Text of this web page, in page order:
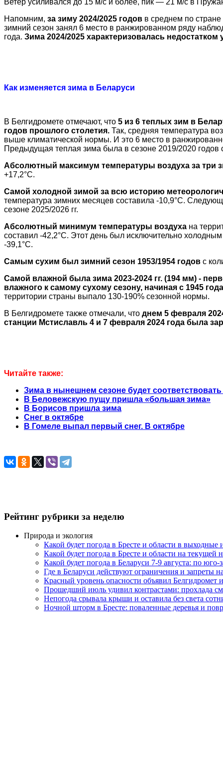
Напомним, за зиму 2024/2025 годов в среднем по
зимний сезон занял 6 место в ранжированном ряду
года. Зима 2024/2025 характеризовалась
Как изменяется зима в Беларуси
В Белгидромете отмечают, что 5 из 6 теплых зим в
годов прошлого столетия. Так, средняя температура
выше климатической нормы. И это 6 место в
Предыдущая теплая зима была в сезоне 2019/2020 годов
Абсолютный максимум температуры воздуха за три
+17,2°С.
Самой холодной зимой за всю историю
температура зимних месяцев составила -10,9°С.
сезоне 2025/2026 гг.
Абсолютный минимум температуры воздуха на
составил -42,2°С. Этот день был исключительно
-39,1°С.
Самым сухим был зимний сезон 1953/1954 годов с
Самой влажной была зима 2023-2024 гг. (194 мм) -
влажного к самому сухому сезону, начиная с 1945 года
территории страны выпало 130-190% сезонной нормы.
В Белгидромете также отмечали, что днем 5 февраля
станции Мстиславль 4 и 7 февраля 2024 года была
Читайте также:
Зима в нынешнем сезоне будет
В Беловежскую пущу пришла «большая зима»
В Борисов пришла зима
Снег в октябре
В Гомеле выпал первый снег. В октябре
Рейтинг рубрики за неделю
Природа и экология
Какой будет погода в Бресте и области в
Какой будет погода в Бресте и области на текущей
Какой будет погода в Беларуси 7-9 августа: по юго-
Где в Беларуси действуют ограничения и запреты
Красный уровень опасности объявил Белгидромет
Прошедший июль удивил контрастами: прохлада
Непогода срывала крыши и оставила без света
Ночной шторм в Бресте: поваленные деревья и